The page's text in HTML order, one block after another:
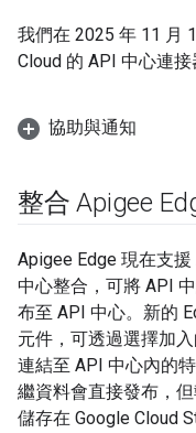
我們在 2025 年 11 月
Cloud 的 API 中心連接
協助與通知
整合 Apigee
Apigee Edge 現在支
中心整合，可將 API
布至 API 中心。新的
元件，可透過選擇加
連結至 API 中心內的
繼資料會直接發布，
儲存在 Google Cloud